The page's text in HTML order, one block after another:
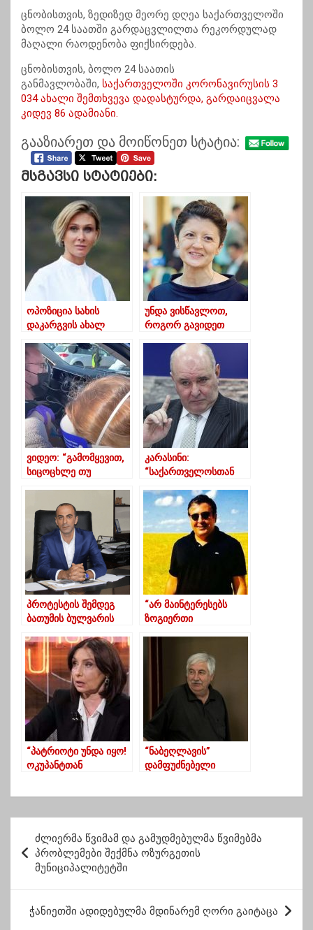
ცნობისთვის, ზედიზედ მეორე დღეა საქართველოში
ბოლო 24 საათში გარდაცვლილთა რეკორდულად
მაღალი რაოდენობა ფიქსირდება.
ცნობისთვის, ბოლო 24 საათის
განმავლობაში, საქართველოში კორონავირუსის 3
034 ახალი შემთხვევა დადასტურდა, გარდაიცვალა
კიდევ 86 ადამიანი.
გააზიარეთ და მოიწონეთ სტატია:
Მსგავსი Სტატიები:
ოპოზიცია სახის
დაკარგვის ახალ
-წილოსანი
უნდა ვისწავლოთ,
როგორ გავიდეთ
ვიდეო: “გამომყევით,
სიცოცხლე თუ
შვარცნეგერმა ვაქცინა
გაიკეთა
კარასინი:
“საქართველოსთან
აღდგენაზე საუბარი
ნაადრევია”
პროტესტის შემდეგ
ბათუმის ბულვარის
გაათავისუფლეს
“არ მაინტერესებს
ზოგიერთი
შემოდგომაზე
ბოლომდე
შევუსრულებ”
“პატრიოტი უნდა იყო!
ოკუპანტთან
“ნაბეღლავის”
დამფუძნებელი
ო
ტ
ძლიერმა წვიმამ და გამუდმებულმა წვიმებმა
პრობლემები შექმნა ოზურგეთის
მუნიციპალიტეტში
ჭანიეთში ადიდებულმა მდინარემ ღორი გაიტაცა